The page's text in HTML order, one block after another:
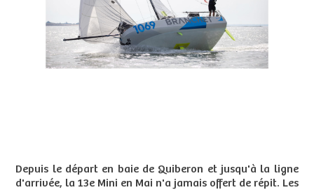
Depuis le départ en baie de Quiberon et jusqu'à la ligne
d'arrivée, la 13e Mini en Mai n'a jamais offert de répit. Les